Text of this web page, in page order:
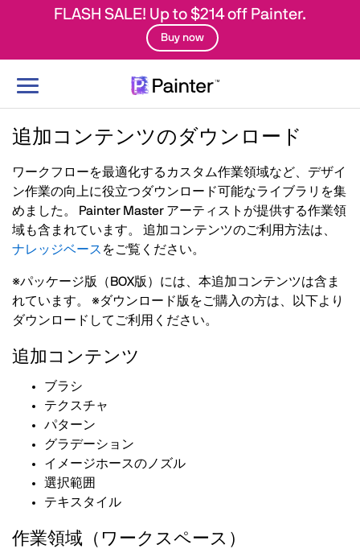
FLASH SALE! Up to $214 off Painter.
Buy now
ナ
ー
ョ
ン
の
切
り
替
え
追加コンテンツのダウンロード
ワークフローを最適化するカスタム作業領域など、デザイ
ン作業の向上に役立つダウンロード可能なライブラリを集
めました。 Painter Master アーティストが提供する作業領
域も含まれています。 追加コンテンツのご利用方法は、
ナレッジベース をご覧ください。
※パッケージ版（BOX版）には、本追加コンテンツは含ま
れています。 ※ダウンロード版をご購入の方は、以下より
ダウンロードしてご利用ください。
追加コンテンツ
ブラシ
テクスチャ
パターン
グラデーション
イメージホースのノズル
選択範囲
テキスタイル
作業領域（ワークスペース）